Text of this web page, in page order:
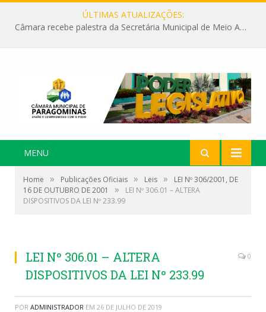
ÚLTIMAS ATUALIZAÇÕES:
Câmara recebe palestra da Secretária Municipal de Meio Ambiente sobre as ações da “SEMANA DO MEIO AMBIENTE”
MENU
Home » Publicações Oficiais » Leis »
LEI Nº 306/2001, DE
16 DE OUTUBRO DE 2001
»
LEI Nº 306.01 – ALTERA
DISPOSITIVOS DA LEI Nº 233.99
LEI Nº 306.01 – ALTERA
DISPOSITIVOS DA LEI Nº 233.99
0
POR ADMINISTRADOR EM 26 DE JULHO DE 2019